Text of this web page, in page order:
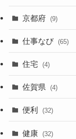
京都府 (9)
仕事なび (65)
住宅 (4)
佐賀県 (4)
便利 (32)
健康 (32)